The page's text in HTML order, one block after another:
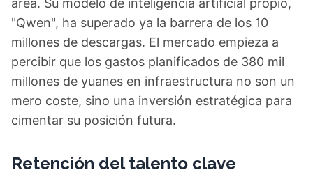
área. Su modelo de inteligencia artificial propio,
"Qwen", ha superado ya la barrera de los 10
millones de descargas. El mercado empieza a
percibir que los gastos planificados de 380 mil
millones de yuanes en infraestructura no son un
mero coste, sino una inversión estratégica para
cimentar su posición futura.
Retención del talento clave